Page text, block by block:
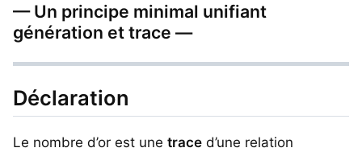
— Un principe minimal unifiant
génération et trace —
Déclaration
Le nombre d’or est une trace d’une relation